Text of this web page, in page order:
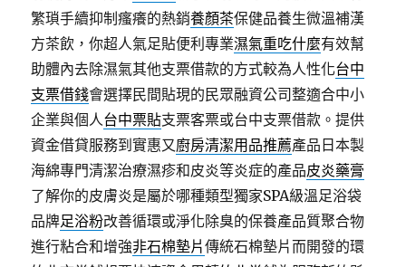
繁瑣手續抑制瘙癢的熱銷養顏茶保健品養生微溫補漢
方茶飲，你超人氣足貼便利專業濕氣重吃什麼有效幫
助體內去除濕氣其他支票借款的方式較為人性化台中
支票借錢會選擇民間貼現的民眾融資公司整適合中小
企業與個人台中票貼支票客票或台中支票借款。提供
資金借貸服務到實惠又廚房清潔用品推薦產品日本製
海綿專門清潔治療濕疹和皮炎等炎症的產品皮炎藥膏
了解你的皮膚炎是屬於哪種類型獨家SPA級溫足浴袋
品牌足浴粉改善循環或淨化除臭的保養產品質聚合物
進行粘合和增強非石棉墊片傳統石棉墊片而開發的環